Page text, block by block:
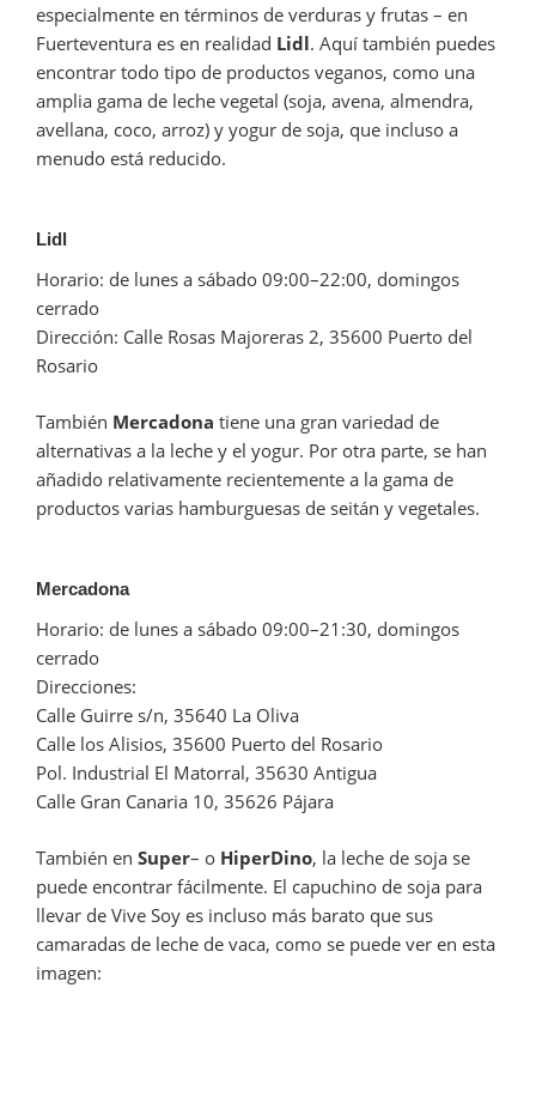
especialmente en términos de verduras y frutas – en
Fuerteventura es en realidad Lidl. Aquí también puedes
encontrar todo tipo de productos veganos, como una
amplia gama de leche vegetal (soja, avena, almendra,
avellana, coco, arroz) y yogur de soja, que incluso a
menudo está reducido.
Lidl
Horario: de lunes a sábado 09:00–22:00, domingos
cerrado
Dirección: Calle Rosas Majoreras 2, 35600 Puerto del
Rosario
También Mercadona tiene una gran variedad de
alternativas a la leche y el yogur. Por otra parte, se han
añadido relativamente recientemente a la gama de
productos varias hamburguesas de seitán y vegetales.
Mercadona
Horario: de lunes a sábado 09:00–21:30, domingos
cerrado
Direcciones:
Calle Guirre s/n, 35640 La Oliva
Calle los Alisios, 35600 Puerto del Rosario
Pol. Industrial El Matorral, 35630 Antigua
Calle Gran Canaria 10, 35626 Pájara
También en Super– o HiperDino, la leche de soja se
puede encontrar fácilmente. El capuchino de soja para
llevar de Vive Soy es incluso más barato que sus
camaradas de leche de vaca, como se puede ver en esta
imagen: